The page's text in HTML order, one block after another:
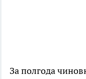
За полгода